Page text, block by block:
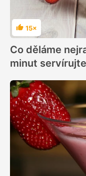
Hodnocení
15×
Co děláme
minut